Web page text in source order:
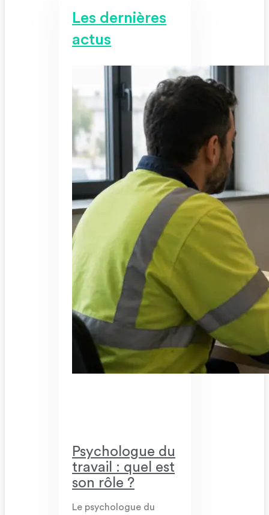
Les dernières
actus
Psychologue du
travail : quel est
son rôle ?
Le psychologue du